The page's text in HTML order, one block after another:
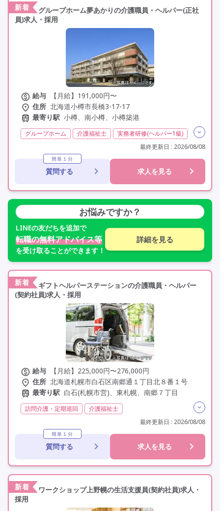
新着
グループホーム夢あかりの介護職員・ヘルパー(正社
員)求人・採用
給与
【月給】191,000円〜
住所 北海道小樽市長橋3-17-17
最寄り駅 小樽、南小樽、小樽築港
グループホーム 介護福祉士
実務者研修(ヘルパー1級)
夜勤専従
残業月20時間以内
残業ほぼなし
常勤
社会保険完備
交通費支給
未経験歓迎
車通勤可
資格取得支援
研修制度あり
最終更新日 : 2026/08/08
簡単１分
質問する 求人を見る
お悩みですか？
LINEの友だちを追加で
転職の無料アドバイス等
を受け取ることができます！
詳細を見る
新着
ギフトヘルパーステーションの介護職員・ヘルパー
(契約社員)求人・採用
給与
【月給】225,000円〜276,000円
住所 北海道札幌市白石区南郷通１丁目北８番１号
最寄り駅 白石(札幌市営)、東札幌、南郷７丁目
訪問介護・定期巡回
介護福祉士
初任者研修(ヘルパー2級)
残業月20時間以内 常勤
社会保険完備
交通費支給
学歴不問
定年なし
最終更新日 : 2026/08/08
簡単１分
質問する 求人を見る
新着
ワークショップ上野幌の生活支援員(契約社員)求人・
採用